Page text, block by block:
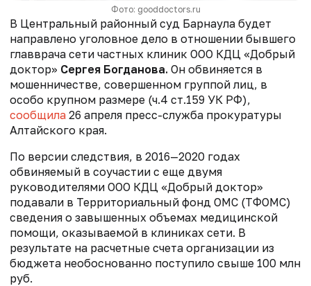
Фото: gooddoctors.ru
В Центральный районный суд Барнаула будет
направлено уголовное дело в отношении бывшего
главврача сети частных клиник ООО КДЦ «Добрый
доктор» Сергея Богданова. Он обвиняется в
мошенничестве, совершенном группой лиц, в
особо крупном размере (ч.4 ст.159 УК РФ),
сообщила 26 апреля пресс-служба прокуратуры
Алтайского края.
По версии следствия, в 2016—2020 годах
обвиняемый в соучастии с еще двумя
руководителями ООО КДЦ «Добрый доктор»
подавали в Территориальный фонд ОМС (ТФОМС)
сведения о завышенных объемах медицинской
помощи, оказываемой в клиниках сети. В
результате на расчетные счета организации из
бюджета необоснованно поступило свыше 100 млн
руб.